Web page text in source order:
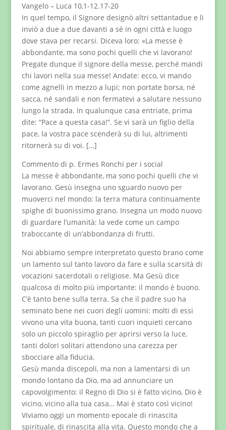
Vangelo – Luca 10,1-12.17-20
In quel tempo, il Signore designò altri settantadue e li
inviò a due a due davanti a sé in ogni città e luogo
dove stava per recarsi. Diceva loro: «La messe è
abbondante, ma sono pochi quelli che vi lavorano!
Pregate dunque il signore della messe, perché mandi
chi lavori nella sua messe! Andate: ecco, vi mando
come agnelli in mezzo a lupi; non portate borsa, né
sacca, né sandali e non fermatevi a salutare nessuno
lungo la strada. In qualunque casa entriate, prima
dite: “Pace a questa casa!”. Se vi sarà un figlio della
pace, la vostra pace scenderà su di lui, altrimenti
ritornerà su di voi. […]
Commento di p. Ermes Ronchi per i social
La messe è abbondante, ma sono pochi quelli che vi
lavorano. Gesù insegna uno sguardo nuovo per
muoverci nel mondo: la terra matura continuamente
spighe di buonissimo grano. Insegna un modo nuovo
di guardare l’umanità: la vede come un campo
traboccante di un’abbondanza di frutti.
Noi abbiamo sempre interpretato questo brano come
un lamento sul tanto lavoro da fare e sulla scarsità di
vocazioni sacerdotali o religiose. Ma Gesù dice
qualcosa di molto più importante: il mondo è buono.
C’è tanto bene sulla terra. Sa che il padre suo ha
seminato bene nei cuori degli uomini: molti di essi
vivono una vita buona, tanti cuori inquieti cercano
solo un piccolo spiraglio per aprirsi verso la luce,
tanti dolori solitari attendono una carezza per
sbocciare alla fiducia.
Gesù manda discepoli, ma non a lamentarsi di un
mondo lontano da Dio, ma ad annunciare un
capovolgimento: il Regno di Dio si è fatto vicino, Dio è
vicino, vicino alla tua casa… Mai è stato così vicino!
Viviamo oggi un momento epocale di rinascita
spirituale, di rinascita alla vita. Questo mondo che a